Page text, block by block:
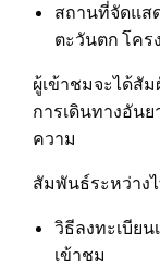
สถานที่จัดแส
ตะวันตก โคร
ผู้เข้าชมจะได้สัม
การเดินทางอัน
ความ
สัมพันธ์ระหว่าง
วิธีลงทะเบีย
เข้าชม